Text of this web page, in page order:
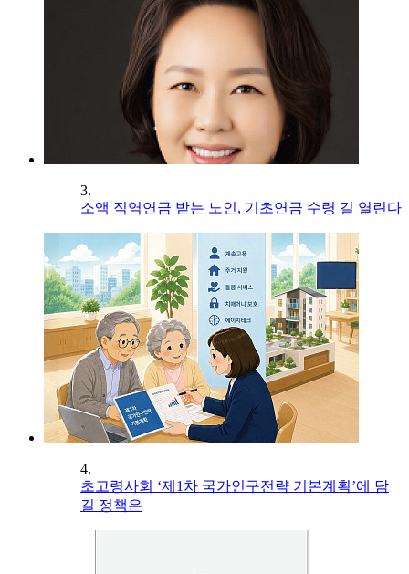
3.
소액 직역연금 받는 노인, 기초연금 수령 길 열린다
4.
초고령사회 ‘제1차 국가인구전략 기본계획’에 담
길 정책은